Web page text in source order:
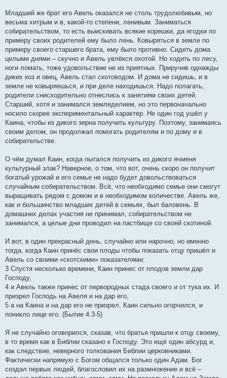
Младший же брат его Авель оказался не столь трудолюбивым, но
весьма хитрым и в, какой-то степени, ленивым. Заниматься
собирательством, то есть выискивать всякие корешки, да ягодки по
примеру своих родителей ему было лень. Ковыряться в земле по
примеру своего старшего брата, ему было противно. Сидеть дома
целыми днями – скучно и Авель увлёкся охотой. Но ходить по лесу,
ноги ломать, тоже удовольствие не из приятных. Приручив однажды
диких коз и овец, Авель стал скотоводом. И дома не сидишь, и в
земле не ковыряешься, и при деле находишься. Надо полагать,
родители снисходительно отнеслись к занятиям своих детей.
Старший, хотя и занимался земледелием, но это первоначально
носило скорее экспериментальный характер. Не один год ушёл у
Каина, чтобы из дикого зерна получить культуру. Поэтому, занимаясь
своим делом, он продолжал помогать родителям и по дому и в
собирательстве.
О чём думал Каин, когда пытался получить из дикого ячменя
культурный злак? Наверное, о том, что вот, очень скоро он получит
богатый урожай и его семье не надо будет довольствоваться
случайным собирательством. Всё, что необходимо семье они смогут
выращивать рядом с домом и в необходимом количестве. Авель же,
как и большинство младших детей в семьях, был баловень. В
домашних делах участия не принимал, собирательством не
занимался, а целые дни проводил на пастбище со своей скотиной.
И вот, в один прекрасный день, случайно или нарочно, но именно
тогда, когда Каин принёс свои плоды чтобы показать отцу пришёл и
Авель со своими «скотскими» показателями:
3 Спустя несколько времени, Каин принес от плодов земли дар
Господу,
4 и Авель также принес от первородных стада своего и от тука их. И
призрел Господь на Авеля и на дар его,
5 а на Каина и на дар его не призрел. Каин сильно огорчился, и
поникло лице его. (Бытие 4:3-5)
Я не случайно оговорился, сказав, что братья пришли к отцу своему,
в то время как в Библии сказано к Господу. Это ещё один абсурд и,
как следствие, неверного толкования Библии церковниками.
Фактически напрямую с Богом общался только один Адам. Бог
создал первых людей, благословил их на размножение и всё –